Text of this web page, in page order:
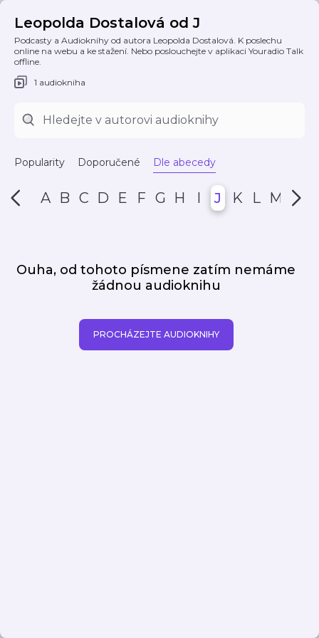
Leopolda Dostalová od J
Podcasty a Audioknihy od autora Leopolda Dostalová. K poslechu
online na webu a ke stažení. Nebo poslouchejte v aplikaci Youradio Talk
offline.
1 audiokniha
Popularity Doporučené Dle abecedy
A B C D E F G H I J K L M N
Ouha, od tohoto písmene zatím nemáme
žádnou audioknihu
PROCHÁZEJTE AUDIOKNIHY